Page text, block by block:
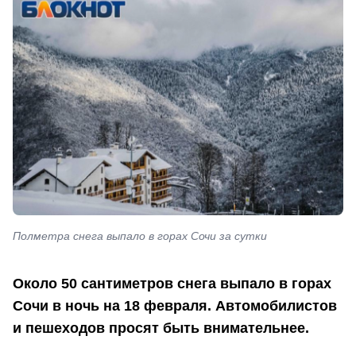
Полметра снега выпало в горах Сочи за сутки
Около 50 сантиметров снега выпало в горах
Сочи в ночь на 18 февраля. Автомобилистов
и пешеходов просят быть внимательнее.